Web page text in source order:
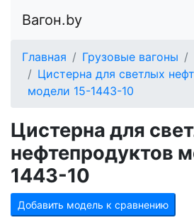
Вагон.by
Главная Грузовые вагоны
Цистерна для светлых
модели 15-1443-10
Цистерна для
нефтепродуктов
1443-10
Добавить модель к сравнению